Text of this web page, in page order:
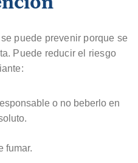
puede prevenir porque se
Puede reducir el riesgo
o no beberlo en
fumar.